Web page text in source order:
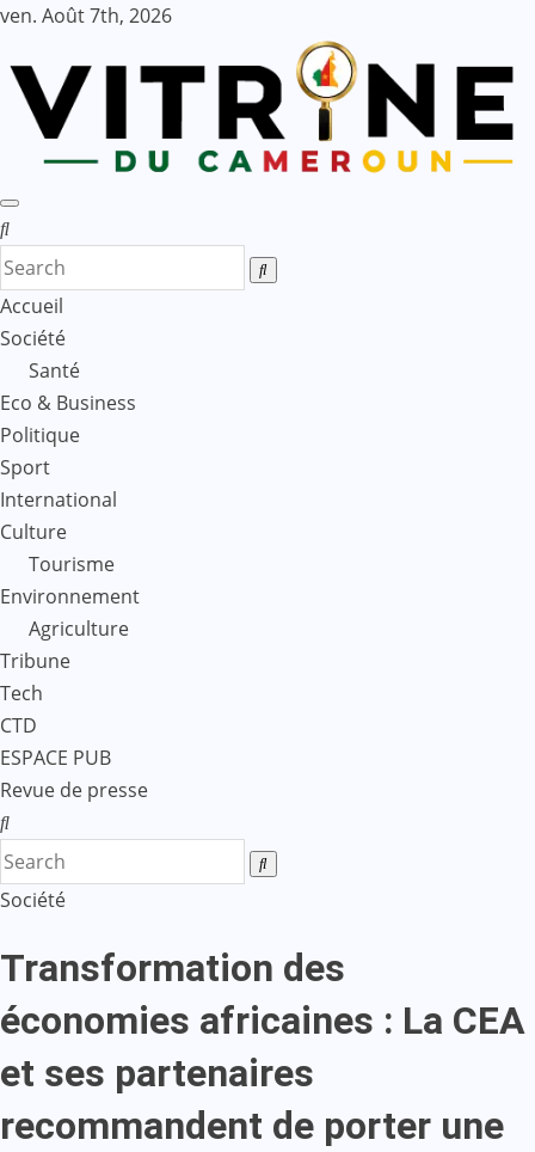
Skip
content
ven. Août 7th, 2026
Accueil
Société
Santé
Eco & Business
Politique
Sport
International
Culture
Tourisme
Environnement
Agriculture
Tribune
Tech
CTD
ESPACE PUB
Revue de presse
Société
Transformation des
économies africaines : La CEA
et ses partenaires
recommandent de porter une